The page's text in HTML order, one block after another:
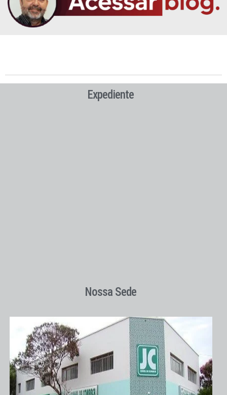
Expediente
Nossa Sede